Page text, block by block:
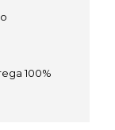
100%